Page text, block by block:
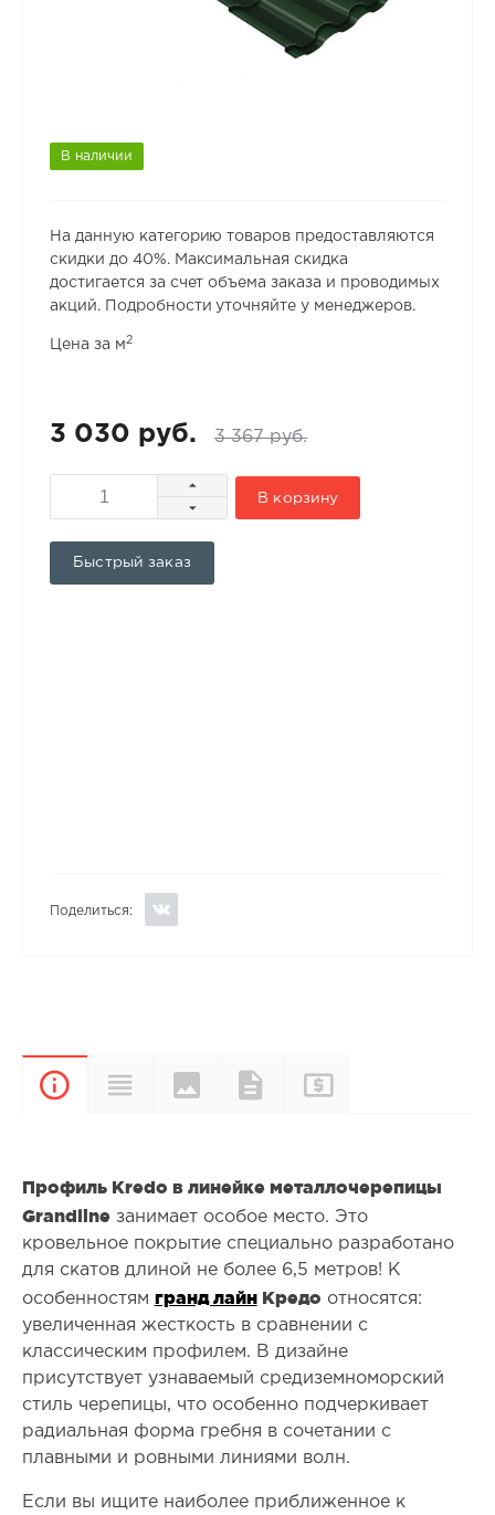
В наличии
На данную категорию товаров предоставляются
скидки до 40%. Максимальная скидка
достигается за счет объема заказа и проводимых
акций. Подробности уточняйте у менеджеров.
Цена за м 2
3 030 руб. 3 367 руб.
В корзину
Быстрый заказ
Поделиться:
ОписаниеХарактеристики
Цвета и
покрытия
Документы
Профиль Kredo в линейке металлочерепицы
Grandlineзанимает особое место. Это
кровельное покрытие специально разработано
для скатов длиной не более 6,5 метров! К
особенностям гранд лайнКредо относятся:
увеличенная жесткость в сравнении с
классическим профилем. В дизайне
присутствует узнаваемый средиземноморский
стиль черепицы, что особенно подчеркивает
радиальная форма гребня в сочетании с
плавными и ровными линиями волн.
Если вы ищите наиболее приближенное к